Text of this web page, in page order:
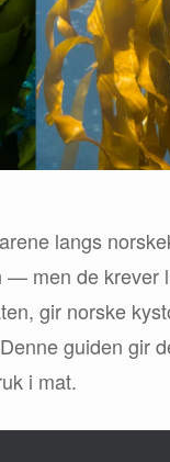
langs
men de krever
gir norske
guiden gir
i mat.